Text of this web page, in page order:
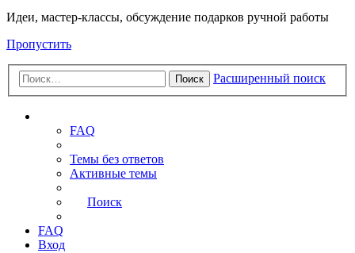
Идеи, мастер-классы, обсуждение подарков ручной работы
Пропустить
Поиск Расширенный поиск
FAQ
Темы без ответов
Активные темы
Поиск
FAQ
Вход